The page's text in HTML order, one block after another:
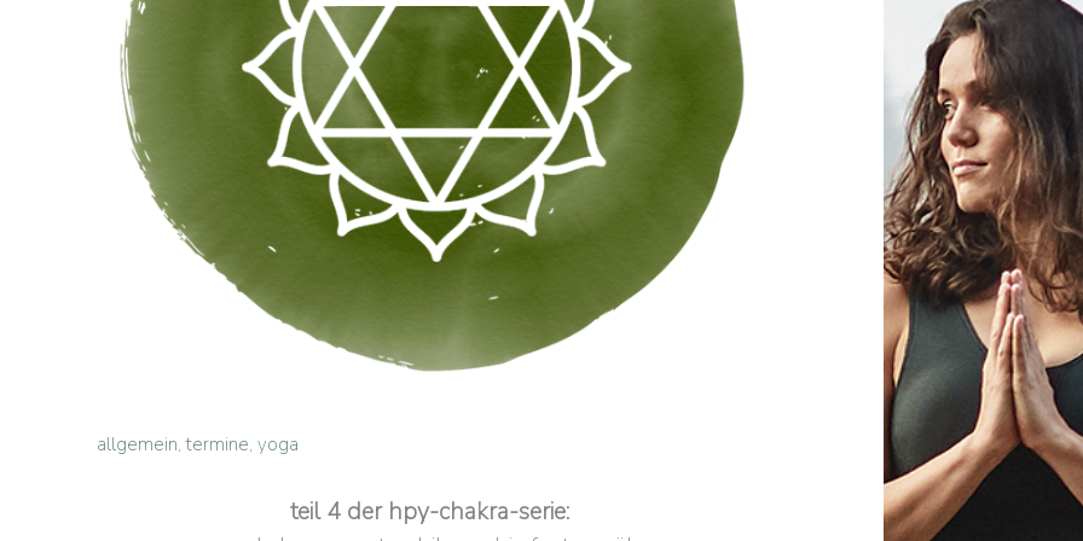
allgemein,termine,yoga
teil 4 der hpy-chakra-serie: